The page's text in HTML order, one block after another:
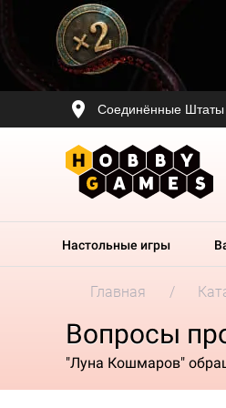
Соединённые Штаты
Настольные игры
Главная
Вопросы
"Луна Кошмаров"